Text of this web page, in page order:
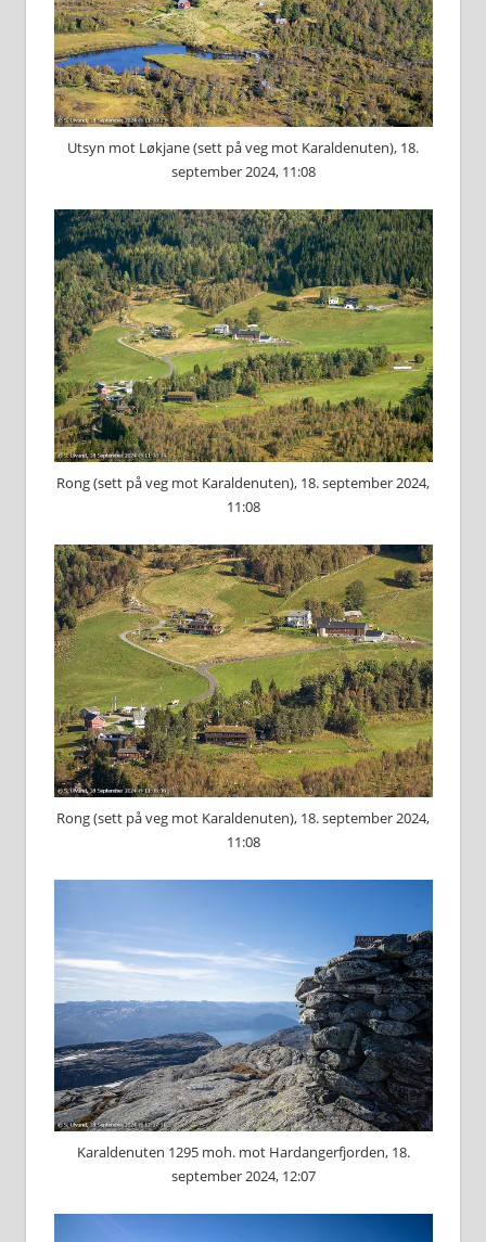
Utsyn mot Løkjane (sett på veg mot Karaldenuten), 18.
september 2024, 11:08
Rong (sett på veg mot Karaldenuten), 18. september 2024,
11:08
Rong (sett på veg mot Karaldenuten), 18. september 2024,
11:08
Karaldenuten 1295 moh. mot Hardangerfjorden, 18.
september 2024, 12:07